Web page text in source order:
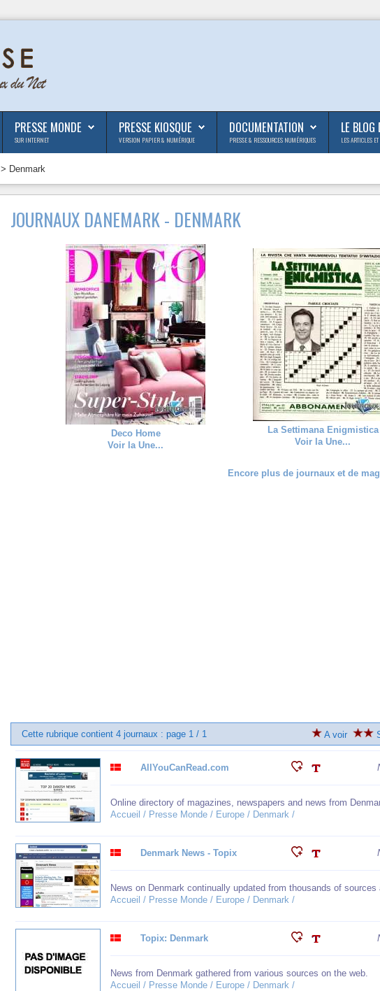
PRESSE MONDE
SUR INTERNET
PRESSE KIOSQUE
VERSION PAPIER & NUMÉRIQUE
DOCUMENTATION
PRESSE & RESSOURCES NUMÉRIQUES
LE
LES ARTICLES
> Denmark
JOURNAUX DANEMARK - DENMARK
Deco Home
Voir la Une...
La Settimana Enigmistica
Voir la Une...
Encore plus de journaux et de
Cette rubrique contient 4 journaux : page 1 / 1 A voir
AllYouCanRead.com
Online directory of magazines, newspapers and news from
Accueil / Presse Monde / Europe / Denmark /
Denmark News - Topix
News on Denmark continually updated from thousands of sources
Accueil / Presse Monde / Europe / Denmark /
Topix: Denmark
News from Denmark gathered from various sources on the web.
Accueil / Presse Monde / Europe / Denmark /